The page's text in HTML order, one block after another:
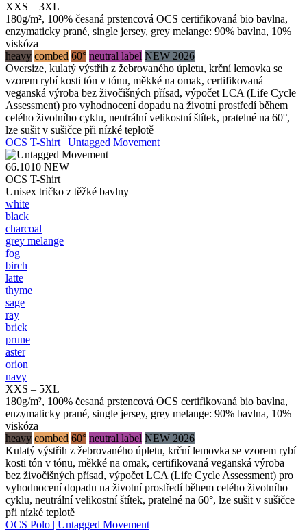
XXS – 3XL
180g/m², 100% česaná prstencová OCS certifikovaná bio bavlna,
enzymaticky prané, single jersey, grey melange: 90% bavlna, 10%
viskóza
heavy combed 60° neutral label NEW 2026
Oversize, kulatý výstřih z žebrovaného úpletu, krční lemovka se
vzorem rybí kosti tón v tónu, měkké na omak, certifikovaná
veganská výroba bez živočišných přísad, výpočet LCA (Life Cycle
Assessment) pro vyhodnocení dopadu na životní prostředí během
celého životního cyklu, neutrální velikostní štítek, pratelné na 60°,
lze sušit v sušičce při nízké teplotě
OCS T-Shirt | Untagged Movement
66.1010 NEW
OCS T-Shirt
Unisex tričko z těžké bavlny
white
black
charcoal
grey melange
fog
birch
latte
thyme
sage
ray
brick
prune
aster
orion
navy
XXS – 5XL
180g/m², 100% česaná prstencová OCS certifikovaná bio bavlna,
enzymaticky prané, single jersey, grey melange: 90% bavlna, 10%
viskóza
heavy combed 60° neutral label NEW 2026
Kulatý výstřih z žebrovaného úpletu, krční lemovka se vzorem rybí
kosti tón v tónu, měkké na omak, certifikovaná veganská výroba
bez živočišných přísad, výpočet LCA (Life Cycle Assessment) pro
vyhodnocení dopadu na životní prostředí během celého životního
cyklu, neutrální velikostní štítek, pratelné na 60°, lze sušit v sušičce
při nízké teplotě
OCS Polo | Untagged Movement